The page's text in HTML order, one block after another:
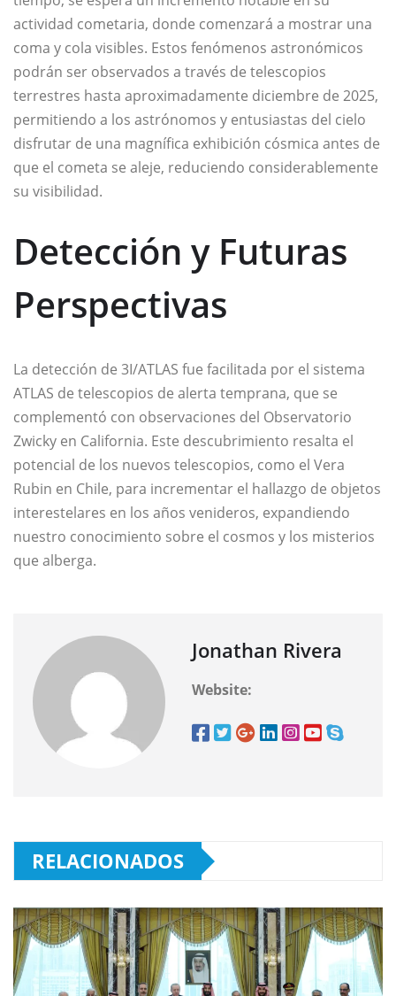
actividad cometaria, donde comenzará a mostrar una
coma y cola visibles. Estos fenómenos astronómicos
podrán ser observados a través de telescopios
terrestres hasta aproximadamente diciembre de 2025,
permitiendo a los astrónomos y entusiastas del cielo
disfrutar de una magnífica exhibición cósmica antes de
que el cometa se aleje, reduciendo considerablemente
su visibilidad.
Detección y Futuras
Perspectivas
La detección de 3I/ATLAS fue facilitada por el sistema
ATLAS de telescopios de alerta temprana, que se
complementó con observaciones del Observatorio
Zwicky en California. Este descubrimiento resalta el
potencial de los nuevos telescopios, como el Vera
Rubin en Chile, para incrementar el hallazgo de objetos
interestelares en los años venideros, expandiendo
nuestro conocimiento sobre el cosmos y los misterios
que alberga.
Jonathan Rivera
Website:
RELACIONADOS